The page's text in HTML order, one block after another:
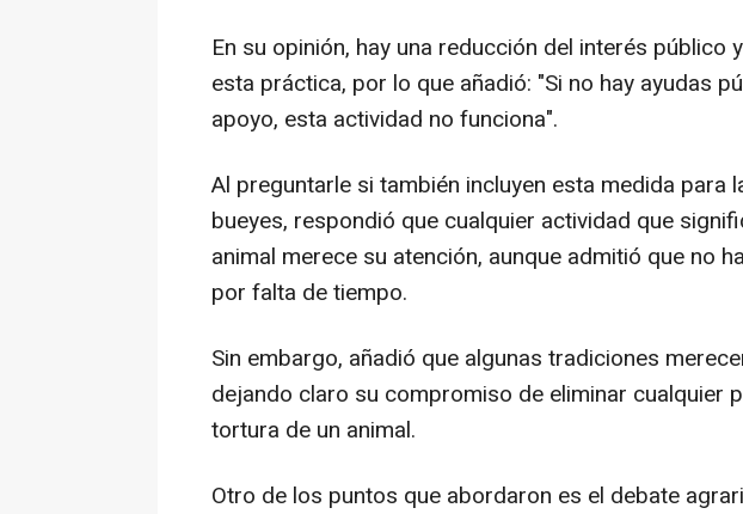
En su opinión, hay una reducción del interés público
esta práctica, por lo que añadió: "Si no hay ayudas
apoyo, esta actividad no funciona".
Al preguntarle si también incluyen esta medida para
bueyes, respondió que cualquier actividad que
animal merece su atención, aunque admitió que no
por falta de tiempo.
Sin embargo, añadió que algunas tradiciones
dejando claro su compromiso de eliminar cualquier
tortura de un animal.
Otro de los puntos que abordaron es el debate